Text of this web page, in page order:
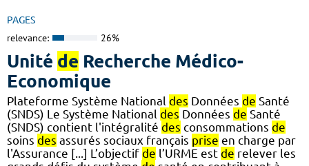
PAGES
relevance: 26%
Unité de Recherche Médico-
Economique
Plateforme Système National des Données de Santé
(SNDS) Le Système National des Données de Santé
(SNDS) contient l'intégralité des consommations de
soins des assurés sociaux français prise en charge par
l'Assurance [...] L’objectif de l’URME est de relever les